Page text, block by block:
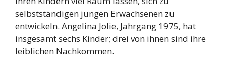
selbstständigen jungen Erwachsenen zu
entwickeln. Angelina Jolie, Jahrgang 1975, hat
insgesamt sechs Kinder; drei von ihnen sind ihre
leiblichen Nachkommen.